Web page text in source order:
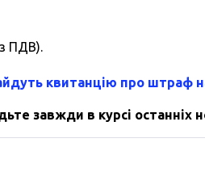
ПДВ).
квитанцію про штраф
завжди в курсі останніх